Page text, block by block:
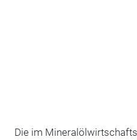
Die im